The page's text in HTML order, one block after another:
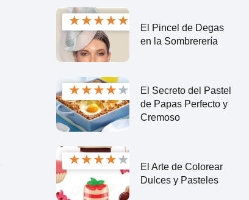
★★★★★
El Pincel de Degas
en la Sombrerería
★★★★★
El Secreto del Pastel
de Papas Perfecto y
Cremoso
★★★★★
El Arte de Colorear
Dulces y Pasteles